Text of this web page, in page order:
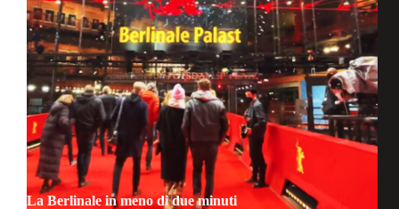
La Berlinale in meno di due minuti